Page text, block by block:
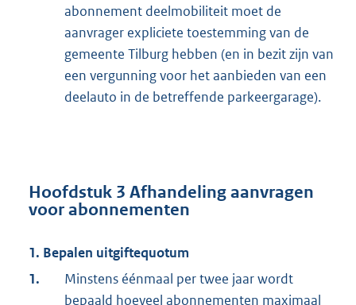
abonnement deelmobiliteit moet de
aanvrager expliciete toestemming van de
gemeente Tilburg hebben (en in bezit zijn van
een vergunning voor het aanbieden van een
deelauto in de betreffende parkeergarage).
Hoofdstuk 3 Afhandeling aanvragen
voor abonnementen
1. Bepalen uitgiftequotum
1.
Minstens éénmaal per twee jaar wordt
bepaald hoeveel abonnementen maximaal